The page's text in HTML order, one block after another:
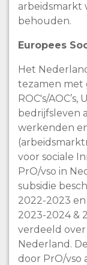
arbeidsmarkt
behouden.
Europees
Het
tezamen met
ROC's/
bedrijfsleven
werkenden
voor sociale
PrO/vso in
subsidie
2022-2023
2023-2024 &
verdeeld over
Nederland.
door PrO/vso